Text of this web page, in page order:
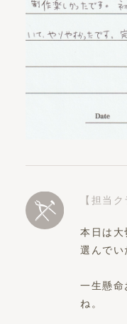
【担当
本日は大
選んでい
一生懸命
ね。